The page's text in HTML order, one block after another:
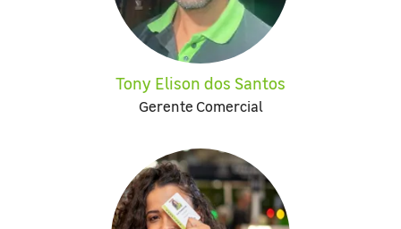
Tony Elison dos Santos
Gerente Comercial